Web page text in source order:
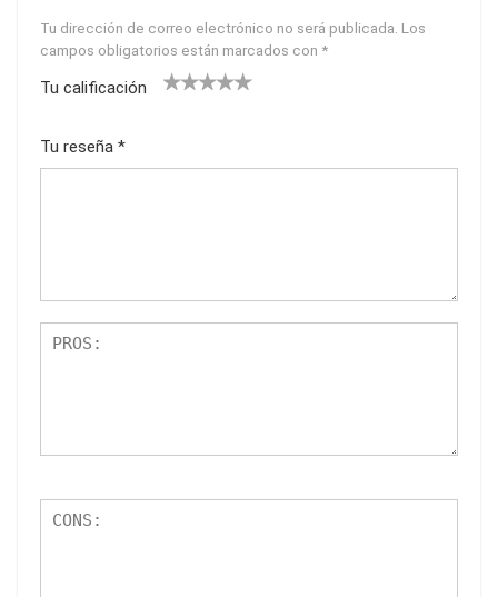
Tu dirección de correo electrónico no será publicada. Los
campos obligatorios están marcados con *
Tu calificación
Tu reseña *